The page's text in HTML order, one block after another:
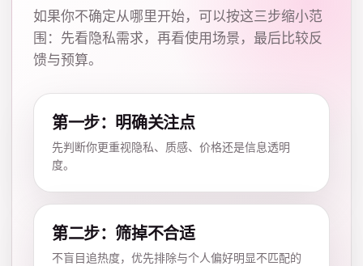
如果你不确定从哪里开始，可以按这三步缩小范
围：先看隐私需求，再看使用场景，最后比较反
馈与预算。
第一步：明确关注点
先判断你更重视隐私、质感、价格还是信息透明
度。
第二步：筛掉不合适
不盲目追热度，优先排除与个人偏好明显不匹配的